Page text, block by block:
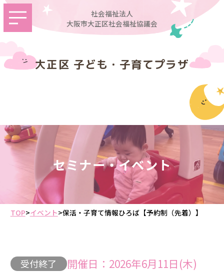
社会福祉法人
大阪市大正区社会福祉協議会
大正区 子ども・子育てプラザ
セミナー・イベント
TOP>イベント>保活・子育て情報ひろば【予約制（先着）】
受付終了 開催日：2026年6月11日(木)